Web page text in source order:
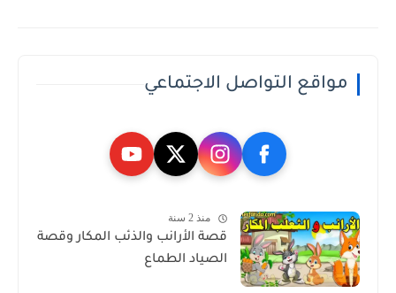
مواقع التواصل الاجتماعي
منذ 2 سنة
قصة الأرانب والذئب المكار وقصة
الصياد الطماع